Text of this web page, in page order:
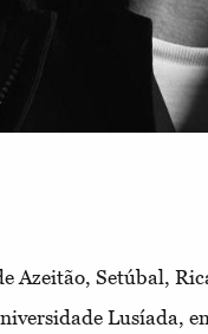
Azeitão, Setúbal,
Lusíada,